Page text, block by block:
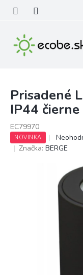
obsah
Prisadené
IP44 čierne
EC79970
NOVINKA
0,0
z
5
Značka: BERGE